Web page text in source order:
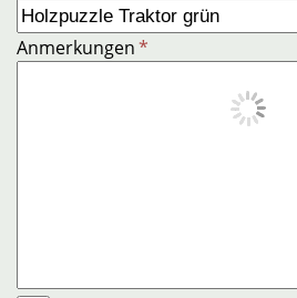
Anmerkungen*